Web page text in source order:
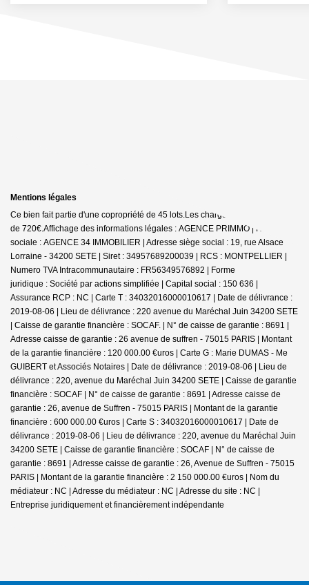
Mentions légales
Ce bien fait partie d'une copropriété de 45 lots.Les charges annuelles sont
de 720€.Affichage des informations légales : AGENCE PRIMMO | Raison
sociale : AGENCE 34 IMMOBILIER | Adresse siège social : 19, rue Alsace
Lorraine - 34200 SETE | Siret : 34957689200039 | RCS : MONTPELLIER |
Numero TVA Intracommunautaire : FR56349576892 | Forme
juridique : Société par actions simplifiée | Capital social : 150 636 |
Assurance RCP : NC | Carte T : 34032016000010617 | Date de délivrance :
2019-08-06 | Lieu de délivrance : 220 avenue du Maréchal Juin 34200 SETE
| Caisse de garantie financière : SOCAF. | N° de caisse de garantie : 8691 |
Adresse caisse de garantie : 26 avenue de suffren - 75015 PARIS | Montant
de la garantie financière : 120 000.00 €uros | Carte G : Marie DUMAS - Me
GUIBERT et Associés Notaires | Date de délivrance : 2019-08-06 | Lieu de
délivrance : 220, avenue du Maréchal Juin 34200 SETE | Caisse de garantie
financière : SOCAF | N° de caisse de garantie : 8691 | Adresse caisse de
garantie : 26, avenue de Suffren - 75015 PARIS | Montant de la garantie
financière : 600 000.00 €uros | Carte S : 34032016000010617 | Date de
délivrance : 2019-08-06 | Lieu de délivrance : 220, avenue du Maréchal Juin
34200 SETE | Caisse de garantie financière : SOCAF | N° de caisse de
garantie : 8691 | Adresse caisse de garantie : 26, Avenue de Suffren - 75015
PARIS | Montant de la garantie financière : 2 150 000.00 €uros | Nom du
médiateur : NC | Adresse du médiateur : NC | Adresse du site : NC |
Entreprise juridiquement et financièrement indépendante